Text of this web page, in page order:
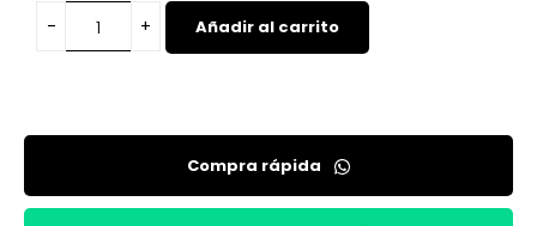
Añadir al carrito
Compra rápida